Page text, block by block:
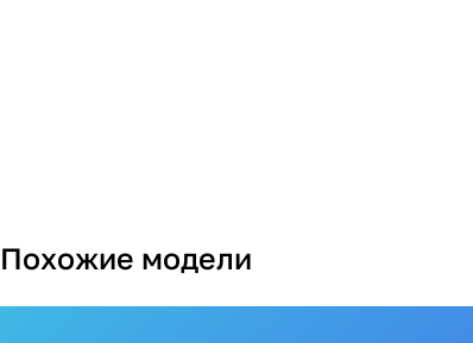
Похожие модели